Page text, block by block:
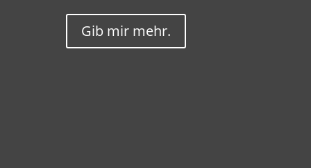
Gib mir mehr.